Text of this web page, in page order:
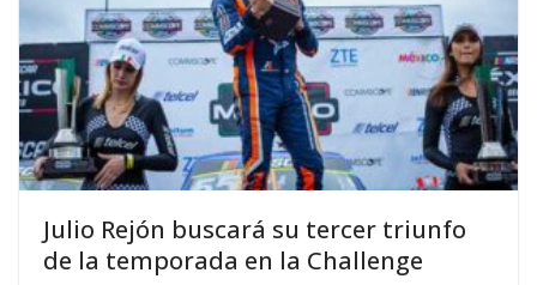
Julio Rejón buscará su tercer triunfo
de la temporada en la Challenge